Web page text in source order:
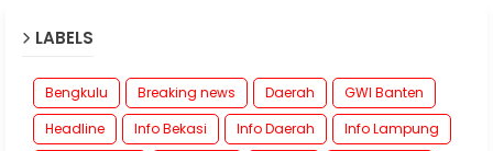
LABELS
Bengkulu Breaking news Daerah
GWI Banten
Headline
Info Bekasi Info Daerah
Info Lampung